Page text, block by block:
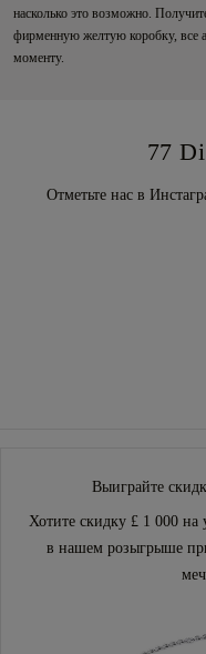
насколько это возможно.
фирменную желтую коробку, все
моменту.
77
Отметьте нас в
Выиграйте
Хотите скидку £ 1 000 на
в нашем розыгрыше